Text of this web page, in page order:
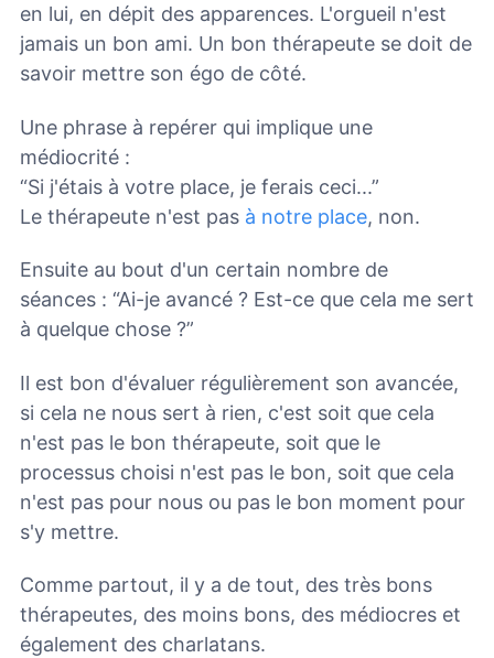
en lui, en dépit des apparences. L'orgueil n'est
jamais un bon ami. Un bon thérapeute se doit de
savoir mettre son égo de côté.
Une phrase à repérer qui implique une
médiocrité :
“Si j'étais à votre place, je ferais ceci...”
Le thérapeute n'est pas à notre place, non.
Ensuite au bout d'un certain nombre de
séances : “Ai-je avancé ? Est-ce que cela me sert
à quelque chose ?”
Il est bon d'évaluer régulièrement son avancée,
si cela ne nous sert à rien, c'est soit que cela
n'est pas le bon thérapeute, soit que le
processus choisi n'est pas le bon, soit que cela
n'est pas pour nous ou pas le bon moment pour
s'y mettre.
Comme partout, il y a de tout, des très bons
thérapeutes, des moins bons, des médiocres et
également des charlatans.